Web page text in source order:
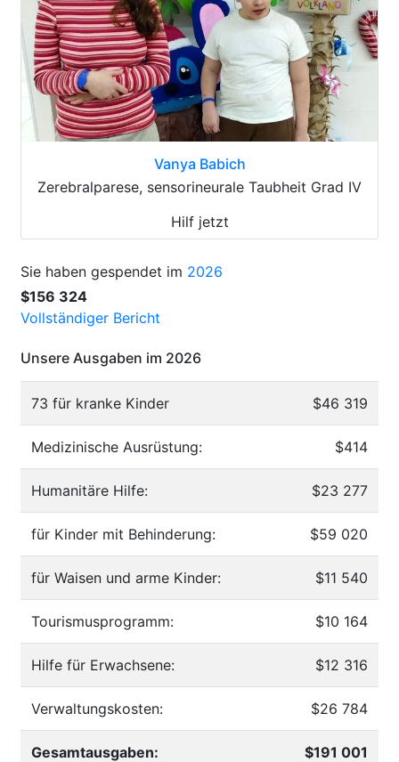
Vanya Babich
Zerebralparese, sensorineurale Taubheit Grad IV
Hilf jetzt
Sie haben gespendet im 2026
$156 324
Vollständiger Bericht
Unsere Ausgaben im 2026
73 für kranke Kinder $46 319
Medizinische Ausrüstung: $414
Humanitäre Hilfe: $23 277
für Kinder mit Behinderung: $59 020
für Waisen und arme Kinder: $11 540
Tourismusprogramm: $10 164
Hilfe für Erwachsene: $12 316
Verwaltungskosten: $26 784
Gesamtausgaben: $191 001